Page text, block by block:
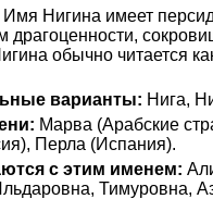
Имя Нигина имеет
драгоценности,
обычно читается
варианты: Нига,
Марва (Арабские
Перла (Испания).
с этим именем:
Тимуровна,